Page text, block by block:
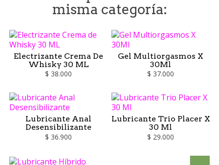
misma categoría:
Electrizante Crema De
Whisky 30 ML
$ 38.000
Gel Multiorgasmos X
30Ml
$ 37.000
Lubricante Anal
Desensibilizante
$ 36.900
Lubricante Trio Placer X
30 Ml
$ 29.000